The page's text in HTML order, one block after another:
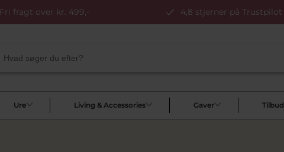
Fri fragt over kr. 499,- 4,8 stjerner på Trustpilot
Ure Living & Accessories Gaver Tilbud